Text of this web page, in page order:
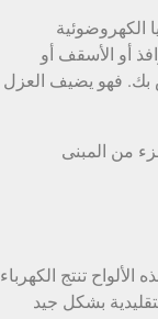
الكهروضوئية
أو الأسقف أو
بك. فهو يضيف العزل
من المبنى
تنتج الكهرباء
بشكل جيد